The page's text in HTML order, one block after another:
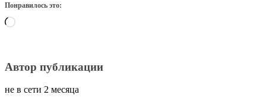
Понравилось это:
Загрузка…
Автор публикации
не в сети 2 месяца